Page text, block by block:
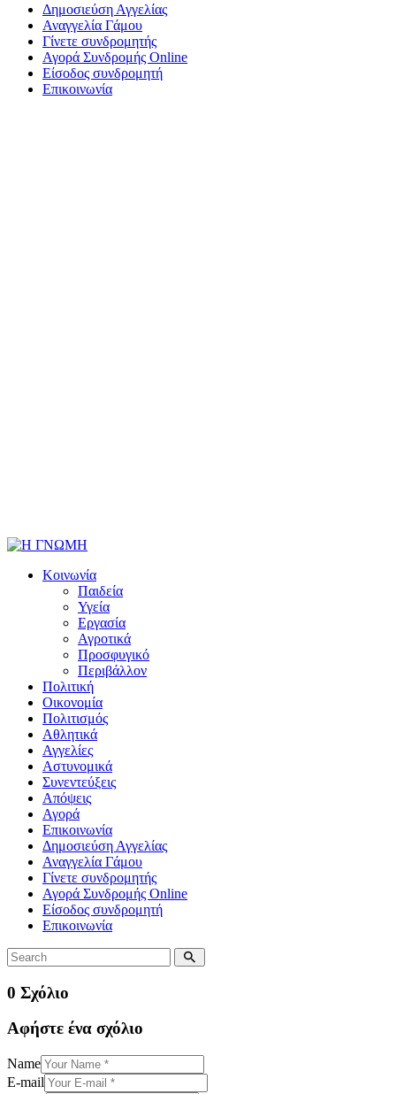
Δημοσιεύση Αγγελίας
Αναγγελία Γάμου
Γίνετε συνδρομητής
Αγορά Συνδρομής Online
Είσοδος συνδρομητή
Επικοινωνία
Κοινωνία
Παιδεία
Υγεία
Εργασία
Αγροτικά
Προσφυγικό
Περιβάλλον
Πολιτική
Οικονομία
Πολιτισμός
Αθλητικά
Αγγελίες
Αστυνομικά
Συνεντεύξεις
Απόψεις
Αγορά
Επικοινωνία
Δημοσιεύση Αγγελίας
Αναγγελία Γάμου
Γίνετε συνδρομητής
Αγορά Συνδρομής Online
Είσοδος συνδρομητή
Επικοινωνία
0 Σχόλιο
Αφήστε ένα σχόλιο
Name
E-mail